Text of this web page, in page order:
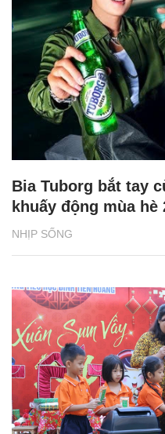
NHỊP SỐNG
Bia Tuborg bắt tay
khuấy động mùa hè